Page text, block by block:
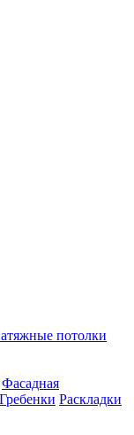
потолки
Фасадная
Гребенки Раскладки